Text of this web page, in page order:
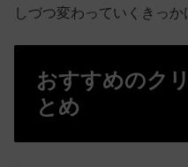
しづつ変わっていくきっ
おすすめのク
とめ